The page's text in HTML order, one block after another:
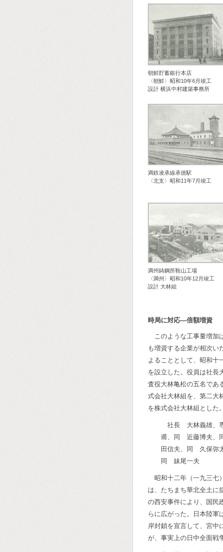
朝鮮貯蓄銀行本店
〈朝鮮〉昭和10年6月竣工
設計 横浜中村建築事務所
満鉄凌承線承徳駅
〈北支〉昭和11年7月竣工
満州鋳鋼所鞍山工場
〈満州〉昭和10年12月竣工
設計 大林組
時局に対応―倍額増資
このような工事量増加
も増資する企業が相次い
よることとして、昭和十
を設立した。役員は社長
査役大林亀松の五名であ
式会社大林組を、第二大
を株式会社大林組とした
社長 大林義雄、
甫、同 近藤博夫、
田信夫、同 久保弥
同 妹尾一夫
昭和十二年（一九三七
は、たちまち華北全土に
の西安事件により、国民
らに広がった。日本陸軍
岸封鎖を宣言して、宮中
が、事実上の日中全面戦